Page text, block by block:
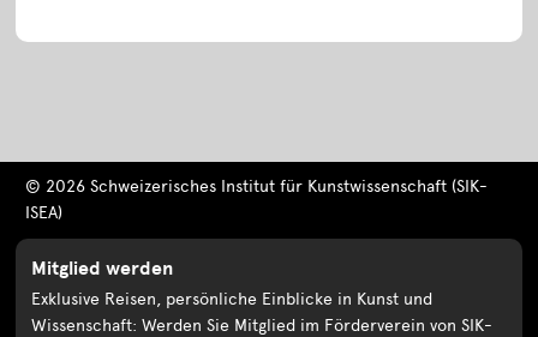
© 2026 Schweizerisches Institut für Kunstwissenschaft (SIK-
ISEA)
Mitglied werden
Exklusive Reisen, persönliche Einblicke in Kunst und
Wissenschaft: Werden Sie Mitglied im Förderverein von SIK-